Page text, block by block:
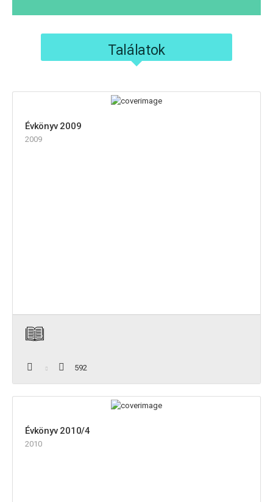
Találatok
Évkönyv 2009
2009
592
Évkönyv 2010/4
2010